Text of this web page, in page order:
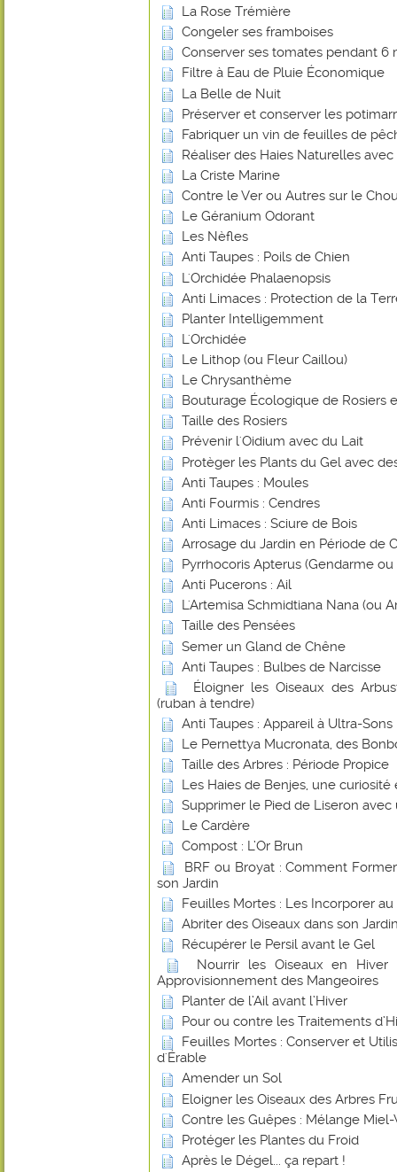
La Rose Trémière
Congeler ses framboises
Conserver ses tomates pendant 6
Filtre à Eau de Pluie Économique
La Belle de Nuit
Préserver et conserver les
Fabriquer un vin de feuilles de
Réaliser des Haies Naturelles
La Criste Marine
Contre le Ver ou Autres sur le
Le Géranium Odorant
Les Nèfles
Anti Taupes : Poils de Chien
L'Orchidée Phalaenopsis
Anti Limaces : Protection de la
Planter Intelligemment
L'Orchidée
Le Lithop (ou Fleur Caillou)
Le Chrysanthème
Bouturage Écologique de Rosiers
Taille des Rosiers
Prévenir l'Oidium avec du Lait
Protèger les Plants du Gel avec
Anti Taupes : Moules
Anti Fourmis : Cendres
Anti Limaces : Sciure de Bois
Arrosage du Jardin en Période de
Pyrrhocoris Apterus (Gendarme ou
Anti Pucerons : Ail
L'Artemisa Schmidtiana Nana (ou
Taille des Pensées
Semer un Gland de Chêne
Anti Taupes : Bulbes de Narcisse
Éloigner les Oiseaux des
(ruban à tendre)
Anti Taupes : Appareil à Ultra-Sons
Le Pernettya Mucronata, des
Taille des Arbres : Période Propice
Les Haies de Benjes, une
Supprimer le Pied de Liseron
Le Cardère
Compost : L’Or Brun
BRF ou Broyat : Comment
son Jardin
Feuilles Mortes : Les Incorporer
Abriter des Oiseaux dans son
Récupérer le Persil avant le Gel
Nourrir les Oiseaux en
Approvisionnement des Mangeoires
Planter de l’Ail avant l’Hiver
Pour ou contre les Traitements
Feuilles Mortes : Conserver et
d'Érable
Amender un Sol
Eloigner les Oiseaux des Arbres
Contre les Guêpes : Mélange Miel-
Protéger les Plantes du Froid
Après le Dégel... ça repart !